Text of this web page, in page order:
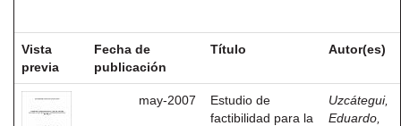
Vista
previa
Fecha de
publicación
Título Autor(es)
may-2007
Estudio de
factibilidad para la
Uzcátegui,
Eduardo,